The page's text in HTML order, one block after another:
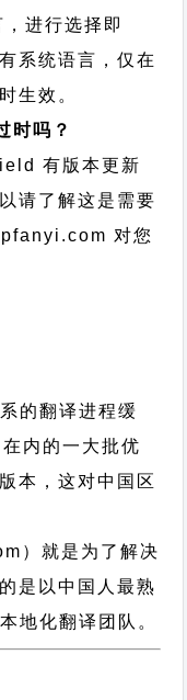
进行选择即
系统语言，仅在
生效。
吗？
有版本更新
请了解这是需要
对您
的翻译进程缓
内的一大批优
本，这对中国区
） 就是为了解决
是以中国人最熟
地化翻译团队。